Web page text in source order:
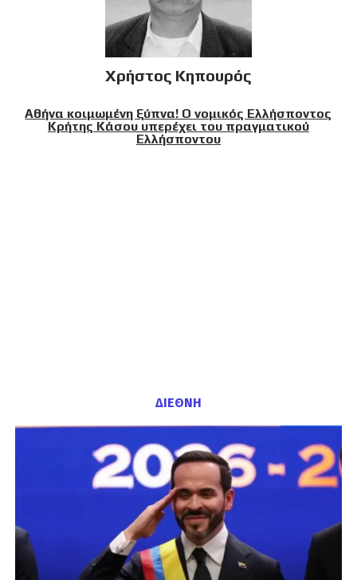
Χρήστος Κηπουρός
Αθήνα κοιμωμένη ξύπνα! Ο νομικός Ελλήσποντος
Κρήτης Κάσου υπερέχει του πραγματικού
Ελλήσποντου
ΔΙΕΘΝΗ